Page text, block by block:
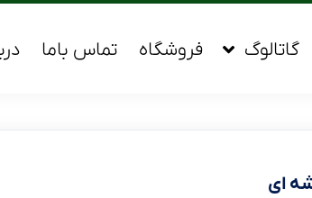
گاتالوگ فروشگاه تماس باما
ای